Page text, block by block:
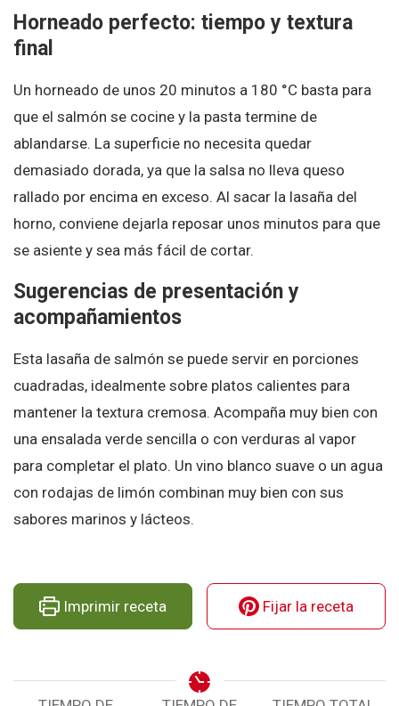
Horneado perfecto: tiempo y textura
final
Un horneado de unos 20 minutos a 180 °C basta para
que el salmón se cocine y la pasta termine de
ablandarse. La superficie no necesita quedar
demasiado dorada, ya que la salsa no lleva queso
rallado por encima en exceso. Al sacar la lasaña del
horno, conviene dejarla reposar unos minutos para que
se asiente y sea más fácil de cortar.
Sugerencias de presentación y
acompañamientos
Esta lasaña de salmón se puede servir en porciones
cuadradas, idealmente sobre platos calientes para
mantener la textura cremosa. Acompaña muy bien con
una ensalada verde sencilla o con verduras al vapor
para completar el plato. Un vino blanco suave o un agua
con rodajas de limón combinan muy bien con sus
sabores marinos y lácteos.
Imprimir receta Fijar la receta